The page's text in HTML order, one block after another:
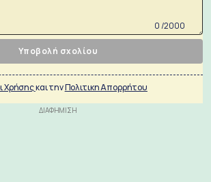
0 /2000
Υποβολή σχολίου
Χρήσηςκαι τηνΠολιτικη Απορρήτου